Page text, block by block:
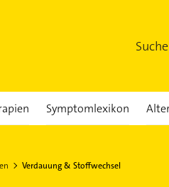
Symptomlexikon
Verdauung & Stoffwechsel